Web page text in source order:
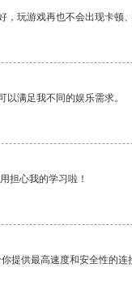
，玩游戏再也不会出现卡顿
满足我不同的娱乐需求。
担心我的学习啦！
提供最高速度和安全性的连